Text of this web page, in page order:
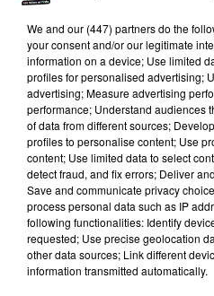
Lecture (1 min 14 sec)
100%
100% Radio l'agenda des
We and our (447) partnersdo the
your consent and/or our legitimate
information on a device; Use limited
profiles for personalised advertising;
advertising; Measure advertising
performance; Understand audiences
of data from different sources;
profiles to personalise content; Use
content; Use limited data to select
detect fraud, and fix errors; Deliver
Save and communicate privacy
process personal data such as IP
following functionalities: Identify
requested; Use precise geolocation
other data sources; Link different
information transmitted automatically.